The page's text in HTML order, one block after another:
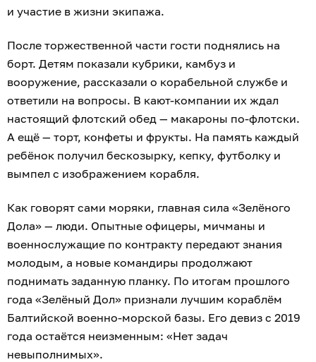
и участие в жизни экипажа.
После торжественной части гости поднялись на
борт. Детям показали кубрики, камбуз и
вооружение, рассказали о корабельной службе и
ответили на вопросы. В кают-компании их ждал
настоящий флотский обед — макароны по-флотски.
А ещё — торт, конфеты и фрукты. На память каждый
ребёнок получил бескозырку, кепку, футболку и
вымпел с изображением корабля.
Как говорят сами моряки, главная сила «Зелёного
Дола» — люди. Опытные офицеры, мичманы и
военнослужащие по контракту передают знания
молодым, а новые командиры продолжают
поднимать заданную планку. По итогам прошлого
года «Зелёный Дол» признали лучшим кораблём
Балтийской военно-морской базы. Его девиз с 2019
года остаётся неизменным: «Нет задач
невыполнимых».